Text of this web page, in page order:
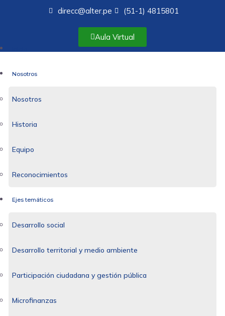
direcc@alter.pe (51-1) 4815801
Aula Virtual
Nosotros
Nosotros
Historia
Equipo
Reconocimientos
Ejes temáticos
Desarrollo social
Desarrollo territorial y medio ambiente
Participación ciudadana y gestión pública
Microfinanzas